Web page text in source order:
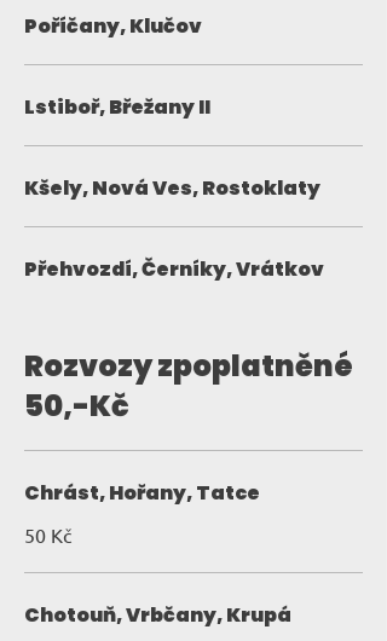
Poříčany, Klučov
Lstiboř, Břežany II
Kšely, Nová Ves, Rostoklaty
Přehvozdí, Černíky, Vrátkov
Rozvozy zpoplatněné
50,-Kč
Chrást, Hořany, Tatce
50 Kč
Chotouň, Vrbčany, Krupá